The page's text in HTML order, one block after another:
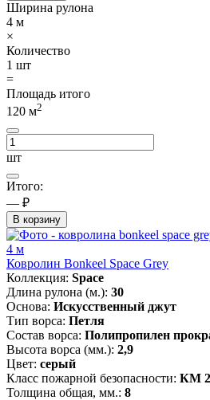
Ширина рулона
4 м
×
Количество
1 шт
=
Площадь итого
120 м2
шт
Итого:
— ₽
В корзину
4 м
Ковролин Bonkeel Space Grey
Коллекция: Space
Длина рулона (м.): 30
Основа: Искусственный джут
Тип ворса: Петля
Состав ворса: Полипропилен
Высота ворса (мм.): 2,9
Цвет: серый
Класс пожарной безопасности: КМ 2
Толщина общая, мм.: 8